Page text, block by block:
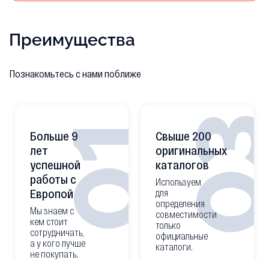
Преимущества
Познакомьтесь с нами поближе
01
Больше 9
лет
успешной
работы с
Европой
Мы знаем с
кем стоит
сотрудничать,
а у кого лучше
не покупать.
Свыше 200
оригинальных
каталогов
Используем
для
определения
совместимости
только
официальные
каталоги.